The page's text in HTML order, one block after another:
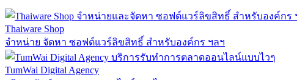
Thaiware Shop
จำหน่าย จัดหา ซอฟต์แวร์ลิขสิทธิ์ สำหรับองค์กร ฯลฯ
TumWai Digital Agency